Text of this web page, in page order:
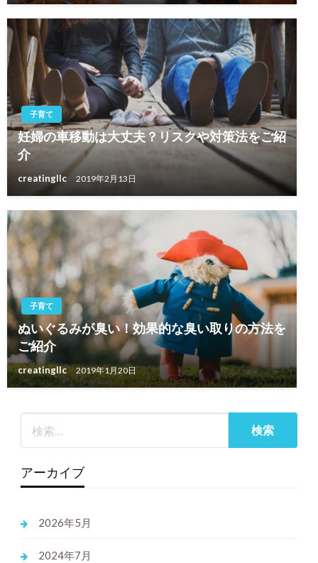
子育て
妊婦の車移動は大丈夫？リスクや対策法をご紹
介
creatingllc 2019年2月13日
子育て
ぬいぐるみが臭い！効果的な臭い取りの方法を
ご紹介
creatingllc 2019年1月20日
アーカイブ
2026年5月
2024年7月